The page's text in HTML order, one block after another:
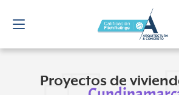
Proyectos de